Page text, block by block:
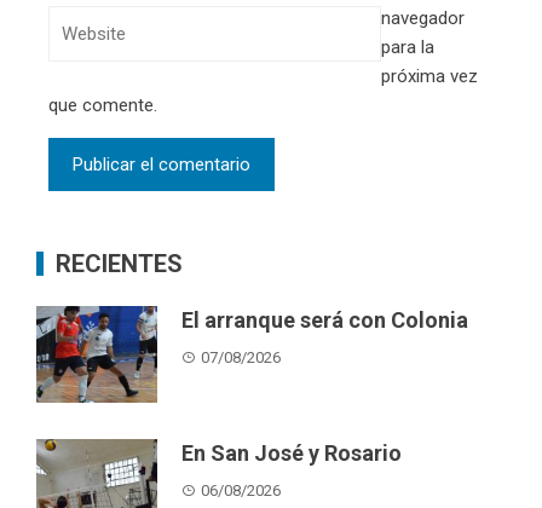
navegador
para la
próxima vez
que comente.
RECIENTES
El arranque será con Colonia
07/08/2026
En San José y Rosario
06/08/2026